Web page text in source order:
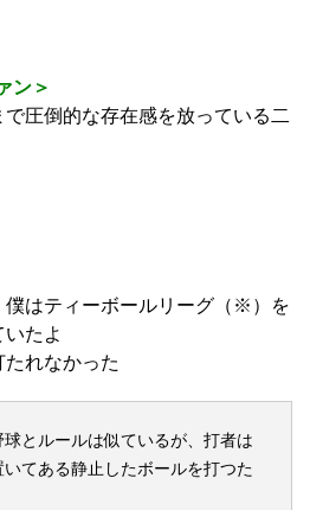
ン＞
圧倒的な存在感を放っている二
僕はティーボールリーグ（※）を
たよ
れなかった
とルールは似ているが、打者は
てある静止したボールを打つた